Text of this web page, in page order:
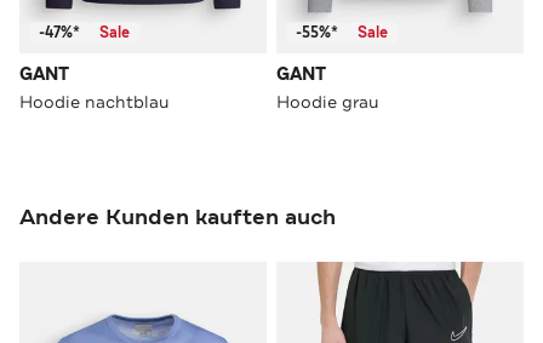
-47%* Sale
GANT
Hoodie nachtblau
-55%* Sale
GANT
Hoodie grau
Andere Kunden kauften auch